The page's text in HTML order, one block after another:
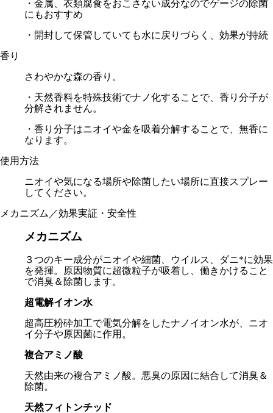
・金属、衣類腐食をおこさない成分なのでゲージの除菌
にもおすすめ
・開封して保管していても水に戻りづらく、効果が持続
香り
さわやかな森の香り。
・天然香料を特殊技術でナノ化することで、香り分子が
分解されません。
・香り分子はニオイや金を吸着分解することで、無香に
なります。
使用方法
ニオイや気になる場所や除菌したい場所に直接スプレー
してください。
メカニズム／効果実証・安全性
メカニズム
３つのキー成分がニオイや細菌、ウイルス、ダニ*に効果
を発揮。原因物質に超微粒子が吸着し、働きかけること
で消臭＆除菌します。
超電解イオン水
超高圧粉砕加工で電気分解をしたナノイオン水が、ニオ
イ分子や原因菌に作用。
複合アミノ酸
天然由来の複合アミノ酸。悪臭の原因に結合して消臭＆
除菌。
天然フィトンチッド